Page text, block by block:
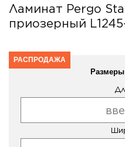
Ламинат Pergo
приозерный
РАСПРОДАЖА